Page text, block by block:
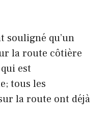
souligné qu’un
la route côtière
est
tous les
la route ont déjà